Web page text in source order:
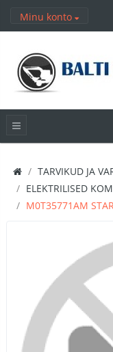
Minu konto
TARVIKUD JA
ELEKTRILISED
M0T35771AM